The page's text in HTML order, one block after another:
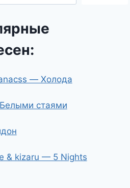
— Холода
стаями
& kizaru — 5 Nights